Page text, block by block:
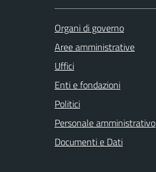
Organi di governo
Aree amministrative
Uffici
Enti e fondazioni
Politici
Personale amministrativo
Documenti e Dati